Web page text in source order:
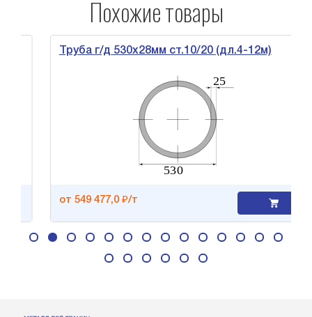
Похожие товары
Труба г/д 530х28мм ст.10/20 (дл.4-12м)
от 549 477,0 ₽/т